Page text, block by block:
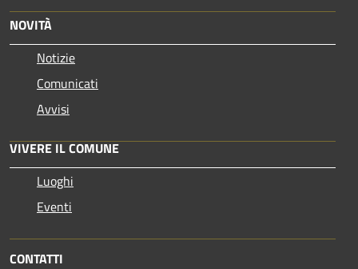
NOVITÀ
Notizie
Comunicati
Avvisi
VIVERE IL COMUNE
Luoghi
Eventi
CONTATTI